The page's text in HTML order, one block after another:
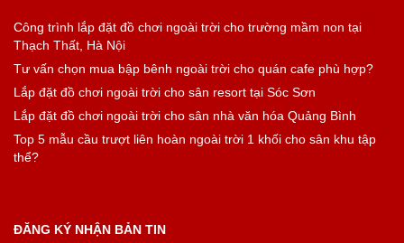
Công trình lắp đặt đồ chơi ngoài trời cho trường mầm non tại
Thạch Thất, Hà Nội
Tư vấn chọn mua bập bênh ngoài trời cho quán cafe phù hợp?
Lắp đặt đồ chơi ngoài trời cho sân resort tại Sóc Sơn
Lắp đặt đồ chơi ngoài trời cho sân nhà văn hóa Quảng Bình
Top 5 mẫu cầu trượt liên hoàn ngoài trời 1 khối cho sân khu tập
thể?
ĐĂNG KÝ NHẬN BẢN TIN